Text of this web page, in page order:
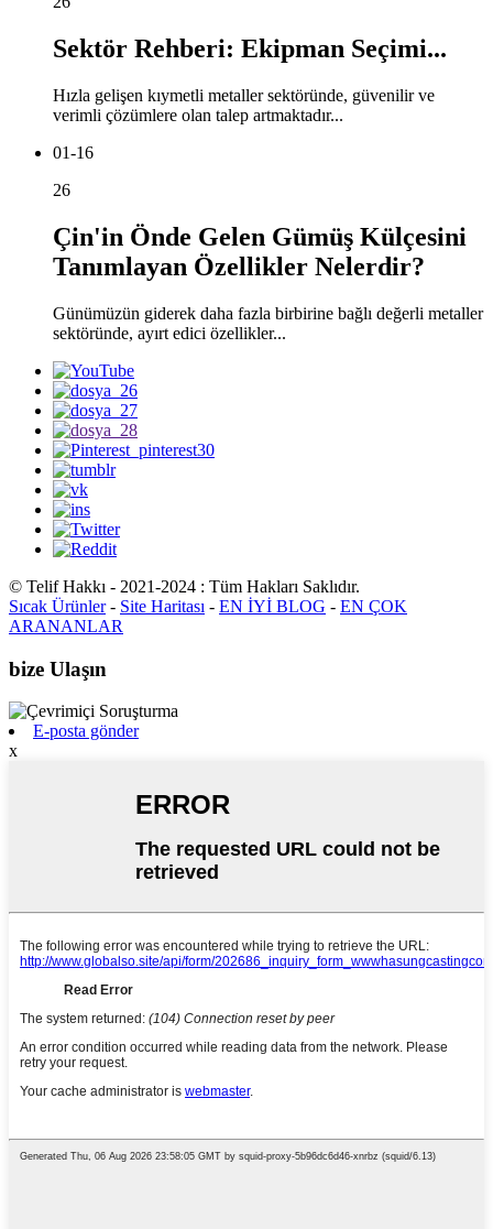
Sektör Rehberi: Ekipman Seçimi...
Hızla gelişen kıymetli metaller sektöründe, güvenilir ve
verimli çözümlere olan talep artmaktadır...
01-16
26
Çin'in Önde Gelen Gümüş Külçesini
Tanımlayan Özellikler Nelerdir?
Günümüzün giderek daha fazla birbirine bağlı değerli metaller
sektöründe, ayırt edici özellikler...
© Telif Hakkı - 2021-2024 : Tüm Hakları Saklıdır.
Sıcak Ürünler- Site Haritası - EN İYİ BLOG - EN ÇOK
ARANANLAR
bize Ulaşın
E-posta gönder
x